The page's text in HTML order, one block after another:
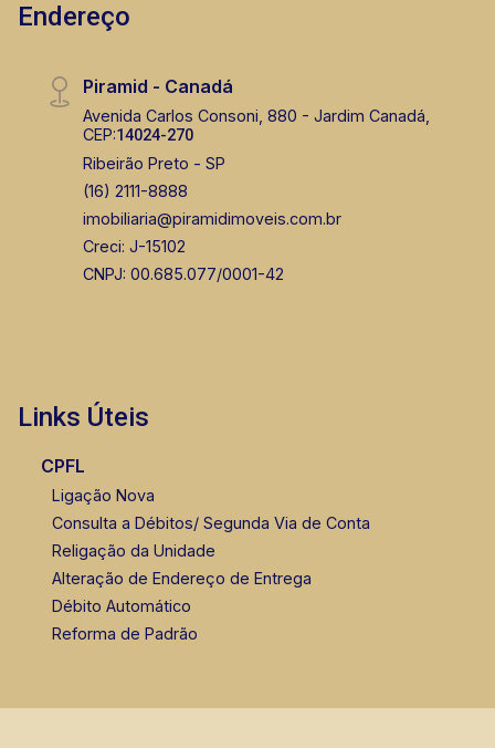
Endereço
Piramid - Canadá
Avenida Carlos Consoni, 880 - Jardim Canadá,
CEP:14024-270
Ribeirão Preto - SP
(16) 2111-8888
imobiliaria@piramidimoveis.com.br
Creci: J-15102
CNPJ: 00.685.077/0001-42
Links Úteis
CPFL
Ligação Nova
Consulta a Débitos/ Segunda Via de Conta
Religação da Unidade
Alteração de Endereço de Entrega
Débito Automático
Reforma de Padrão